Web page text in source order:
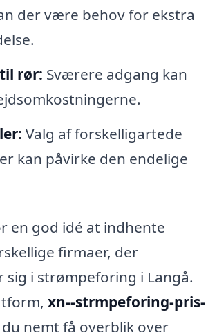
der være behov for ekstra
rør: Sværere adgang kan
Valg af forskelligartede
kan påvirke den endelige
en god idé at indhente
firmaer, der
sig i strømpeforing i Langå.
xn--strmpeforing-pris-
du nemt få overblik over